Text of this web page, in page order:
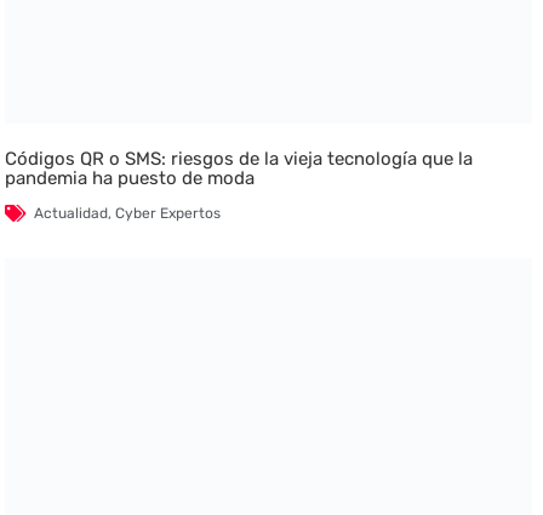
Códigos QR o SMS: riesgos de la vieja tecnología que la
pandemia ha puesto de moda
Actualidad,Cyber Expertos